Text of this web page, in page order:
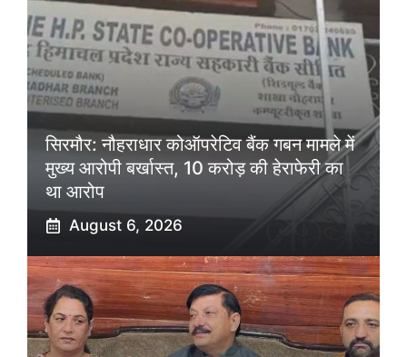
सिरमौर: नौहराधार कोऑपरेटिव बैंक गबन मामले में
मुख्य आरोपी बर्खास्त, 10 करोड़ की हेराफेरी का
था आरोप
August 6, 2026